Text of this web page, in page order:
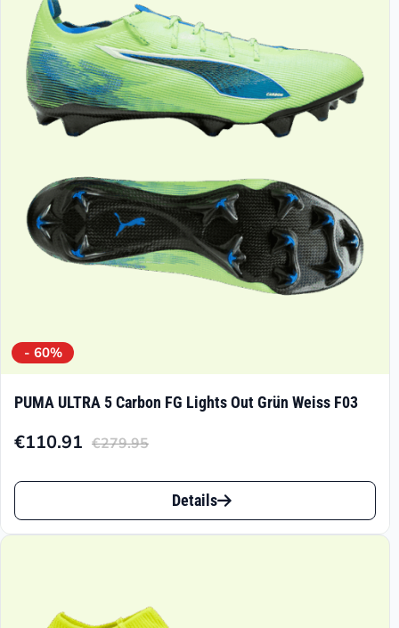
- 60%
PUMA ULTRA 5 Carbon FG Lights Out Grün Weiss F03
€279.95
Ursprünglicher
Preis
€279.95
€110.91
Aktueller
Preis
€110.91.
Dieses
Produkt
Varianten
Details